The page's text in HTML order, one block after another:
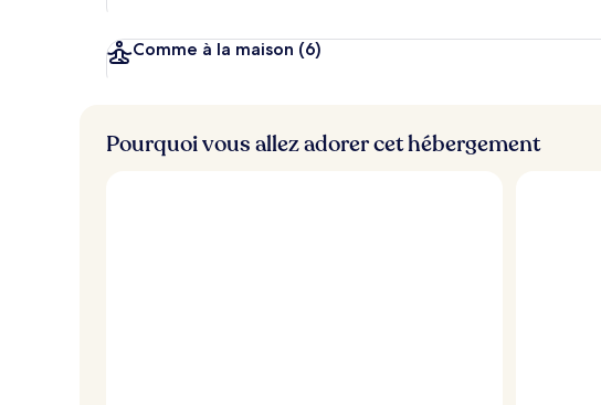
Comme à la maison (6)
Pourquoi vous allez adorer cet hébergement